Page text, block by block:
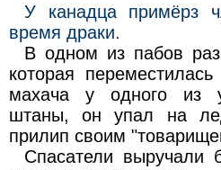
У канадца примёрз
время драки.
В одном из пабов
которая
махача у одного из
штаны, он упал на
прилип своим
Спасатели выручали